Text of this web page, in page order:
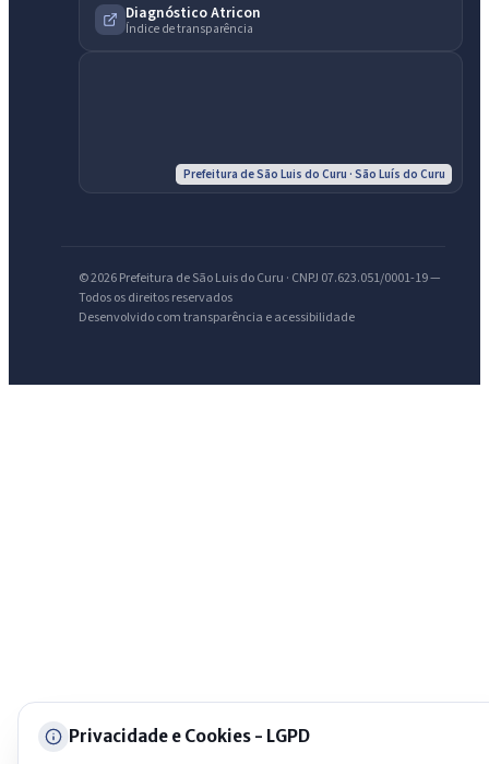
Diagnóstico Atricon
Índice de transparência
Prefeitura de São Luis do Curu · São Luís do Curu
© 2026 Prefeitura de São Luis do Curu · CNPJ 07.623.051/0001-19 —
Todos os direitos reservados
Desenvolvido com transparência e acessibilidade
Privacidade e Cookies - LGPD
Assistente do Portal
licitações, estrutura ou transparência do município.